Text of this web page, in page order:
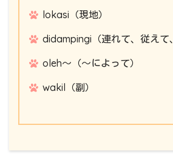
lokasi（現地）
didampingi（連れて、従えて
oleh～（～によって）
wakil（副）